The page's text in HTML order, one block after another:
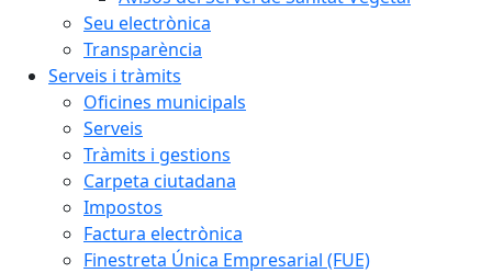
Seu electrònica
Transparència
Serveis i tràmits
Oficines municipals
Serveis
Tràmits i gestions
Carpeta ciutadana
Impostos
Factura electrònica
Finestreta Única Empresarial (FUE)